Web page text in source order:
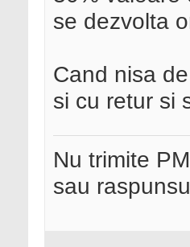
se dezvolta
Cand nisa
si cu retur si
Nu trimite
sau